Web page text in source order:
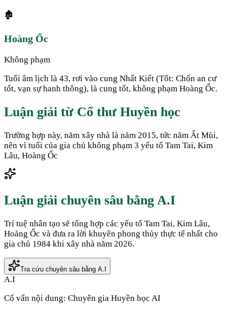
🏚️
Hoàng Ốc
Không phạm
Tuổi âm lịch là 43, rơi vào cung Nhất Kiết (Tốt: Chốn an cư
tốt, vạn sự hanh thông), là cung tốt, không phạm Hoàng Ốc.
Luận giải từ Cổ thư Huyền học
Trường hợp này, năm xây nhà là năm 2015, tức năm Ất Mùi,
nên vì tuổi của gia chủ không phạm 3 yếu tố Tam Tai, Kim
Lâu, Hoàng Ốc
Luận giải chuyên sâu bằng A.I
Trí tuệ nhân tạo sẽ tổng hợp các yếu tố Tam Tai, Kim Lâu,
Hoàng Ốc và đưa ra lời khuyên phong thủy thực tế nhất cho
gia chủ 1984 khi xây nhà năm 2026.
Tra cứu chuyên sâu bằng A.I
A.I
Cố vấn nội dung: Chuyên gia Huyền học AI